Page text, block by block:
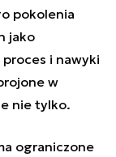
pokolenia
jako
i nawyki
w
nie tylko.
ograniczone